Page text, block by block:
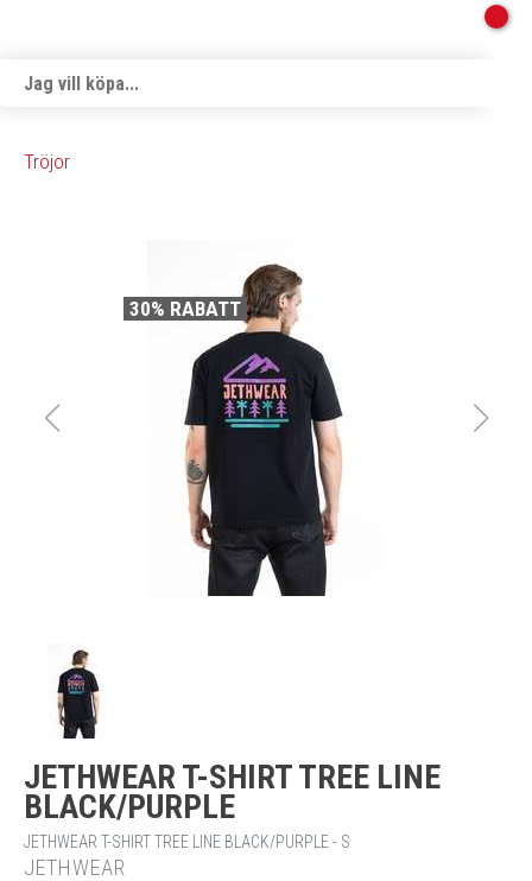
Tröjor
30% RABATT
JETHWEAR T-SHIRT TREE LINE
BLACK/PURPLE
JETHWEAR T-SHIRT TREE LINE BLACK/PURPLE - S
JETHWEAR